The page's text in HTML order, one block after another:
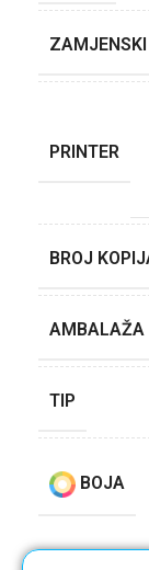
ZAMJENSKI
PRINTER
BROJ
AMBALAŽA
TIP
BOJA